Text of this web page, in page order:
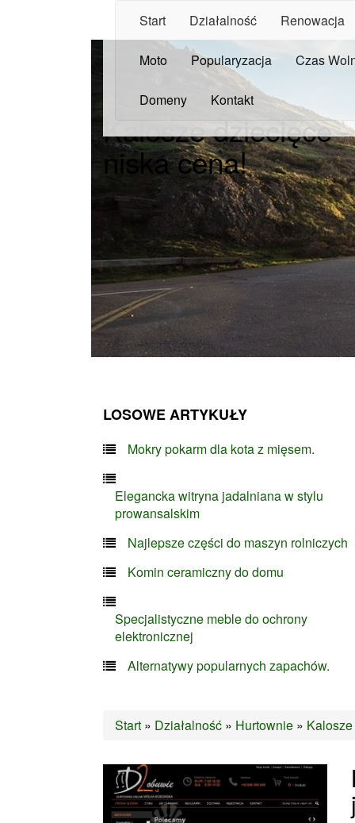
Start Działalność Renowacja
Moto Popularyzacja Czas
Domeny Kontakt
Kalosze dziecięce
niska cena!
LOSOWE ARTYKUŁY
Mokry pokarm dla kota z mięsem.
Elegancka witryna jadalniana w stylu
prowansalskim
Najlepsze części do maszyn rolniczych
Komin ceramiczny do domu
Specjalistyczne meble do ochrony
elektronicznej
Alternatywy popularnych zapachów.
Start » Działalność » Hurtownie »